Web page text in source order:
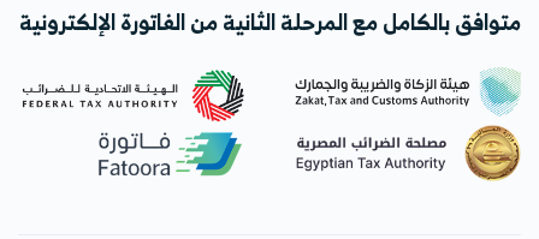
متوافق بالكامل مع المرحلة الثانية من الفاتورة الإلكترونية